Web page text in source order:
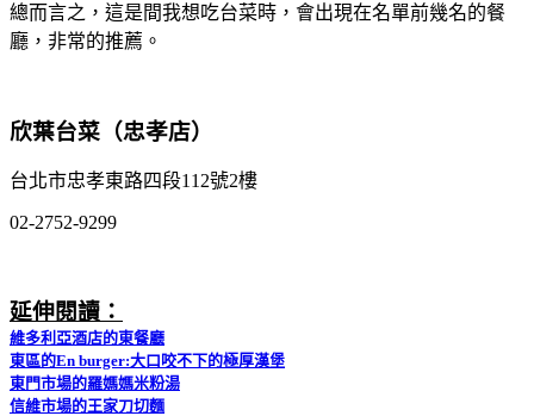
總而言之，這是間我想吃台菜時，會出現在名單前幾名的餐
廳，非常的推薦。
欣葉台菜（忠孝店）
台北市忠孝東路四段112號2樓
02-2752-9299
延伸閱讀：
維多利亞酒店的東餐廳
東區的En burger:大口咬不下的極厚漢堡
東門市場的羅媽媽米粉湯
信維市場的王家刀切麵